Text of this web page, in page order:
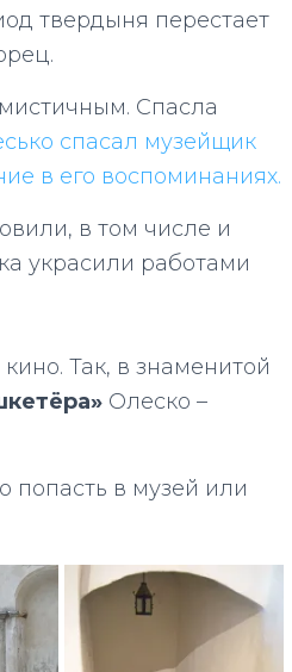
твердыня перестает
Спасла
спасал музейщик
в его воспоминаниях.
в том числе и
украсили работами
Так, в знаменитой
Олеско –
попасть в музей или